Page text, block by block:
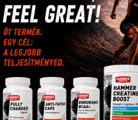
(438)Sportime Magazin(128)
Balázs(126)tenisz(416)táplálkozás(155)
Video(247)világbajnokság(162)Világkupa
(222) vívás vízilabda(197)Érdi Mária
(416)úszás(361)
Hirdetés